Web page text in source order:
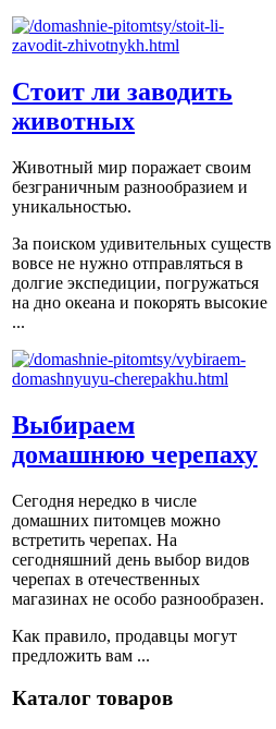
Стоит ли заводить
животных
Животный мир поражает своим
безграничным разнообразием и
уникальностью.
За поиском удивительных существ
вовсе не нужно отправляться в
долгие экспедиции, погружаться
на дно океана и покорять высокие
...
Выбираем
домашнюю черепаху
Сегодня нередко в числе
домашних питомцев можно
встретить черепах. На
сегодняшний день выбор видов
черепах в отечественных
магазинах не особо разнообразен.
Как правило, продавцы могут
предложить вам ...
Каталог товаров